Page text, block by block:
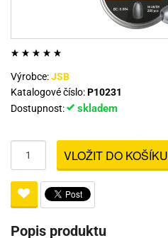
DETEKTORY KOVŮ
Výrobce:JSB
Katalogové číslo:P10231
Dostupnost:
skladem
VLOŽIT DO KOŠÍKU
Popis produktu